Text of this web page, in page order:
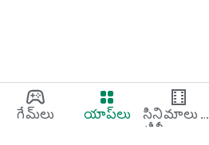
గేమ్‌లు యాప్‌లు
సినిమాలు &
టీవీ